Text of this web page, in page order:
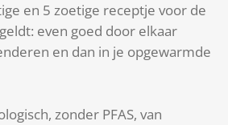
en 5 zoetige receptje voor de
even goed door elkaar
en dan in je opgewarmde
zonder PFAS, van